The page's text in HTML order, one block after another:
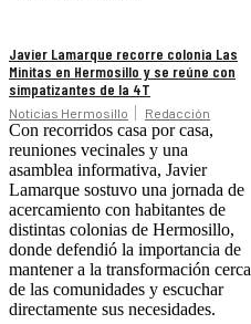
Javier Lamarque recorre colonia Las
Minitas en Hermosillo y se reúne con
simpatizantes de la 4T
Noticias Hermosillo Redacción
Con recorridos casa por casa,
reuniones vecinales y una
asamblea informativa, Javier
Lamarque sostuvo una jornada de
acercamiento con habitantes de
distintas colonias de Hermosillo,
donde defendió la importancia de
mantener a la transformación cerca
de las comunidades y escuchar
directamente sus necesidades.